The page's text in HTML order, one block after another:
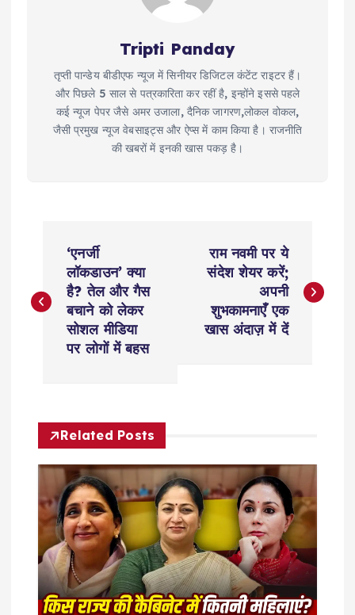
Tripti Panday
तृप्ती पान्डेय बीडीएफ न्यूज में सिनीयर डिजिटल कंटेंट राइटर हैं।
और पिछले 5 साल से पत्रकारिता कर रहीं है, इन्होंने इससे पहले
कई न्यूज पेपर जैसे अमर उजाला, दैनिक जागरण,लोकल वोकल,
जैसी प्रमुख न्यूज वेबसाइट्स और ऐप्स में काम किया है। राजनीति
की खबरों में इनकी खास पकड़ है।
s
a
v
g
a
‘एनर्जी
लॉकडाउन’ क्या
है? तेल और गैस
बचाने को लेकर
सोशल मीडिया
पर लोगों में बहस
राम नवमी पर ये
संदेश शेयर करें;
अपनी
शुभकामनाएँ एक
खास अंदाज़ में दें
Related Posts